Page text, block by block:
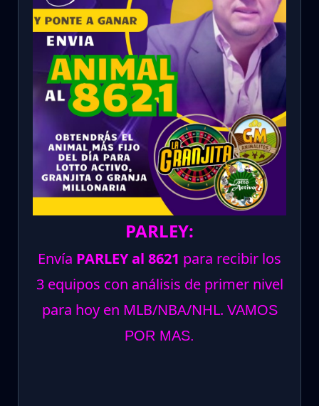
PARLEY:
Envía PARLEY al 8621 para recibir los
3 equipos con análisis de primer nivel
para hoy en MLB/NBA/NHL. VAMOS
POR MAS.